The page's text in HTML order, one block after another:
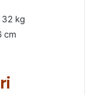
kg
cm